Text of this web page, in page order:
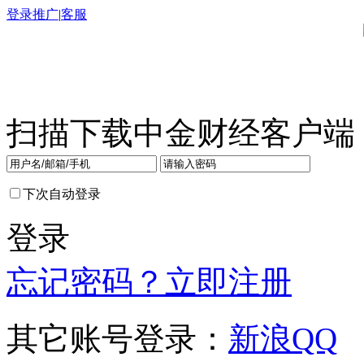
登录推广|客服
扫描下载中金财经客户端
下次自动登录
登录
忘记密码？ 立即注册
其它账号登录： 新浪QQ